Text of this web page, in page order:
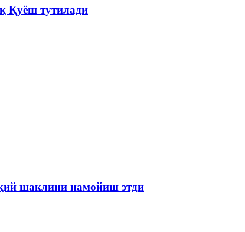
Қуёш тутилади
шаклини намойиш этди